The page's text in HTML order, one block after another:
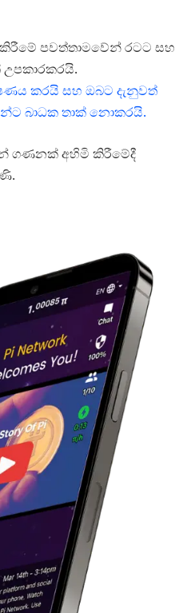
කිරීමේ පවත්තාමවේන් රටට සහ
කරයි සහ ඔබට දැනුවත්
බාධක තාක් නොකරයි.
ගණනක් අහිමි කිරීමේදී